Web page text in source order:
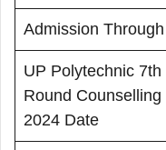
Admission Through
UP Polytechnic 7th
Round Counselling
2024 Date